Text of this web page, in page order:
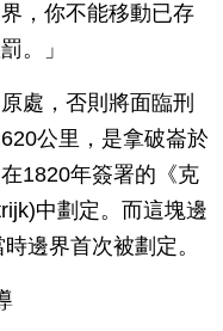
，你不能移動已存
。」
處，否則將面臨刑
公里，是拿破崙於
1820年簽署的《克
中劃定。而這塊邊
邊界首次被劃定。